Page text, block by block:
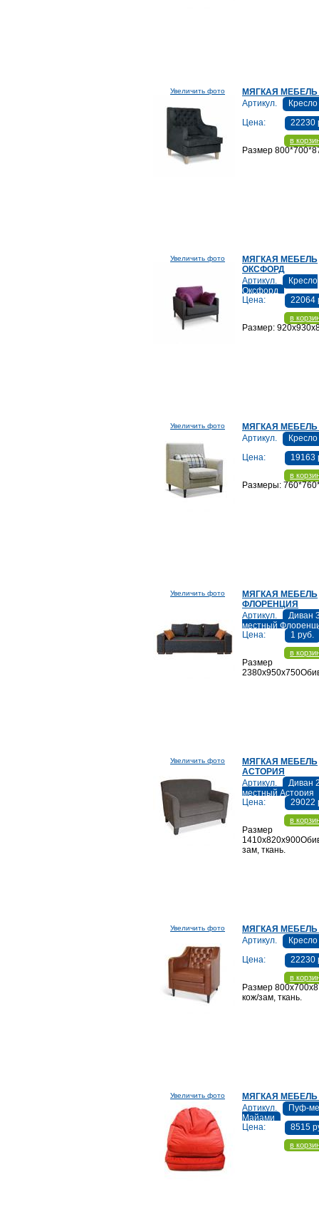
Увеличить фото
МЯГКАЯ
Артикул.
Цена:
22230
в
Размер
Увеличить фото
МЯГКАЯ МЕБЕЛЬ
ОКСФОРД
Артикул.
Кресло
Оксфорд
Цена:
22064
в
Размер:
Увеличить фото
МЯГКАЯ
Артикул.
Цена:
19163
в
Размеры:
Увеличить фото
МЯГКАЯ МЕБЕЛЬ
ФЛОРЕНЦИЯ
Артикул.
Диван
местный
Цена:
1 руб.
в
Размер
Увеличить фото
МЯГКАЯ МЕБЕЛЬ
АСТОРИЯ
Артикул.
Диван
местный Астория
Цена:
29022
в
Размер
зам, ткань.
Увеличить фото
МЯГКАЯ
Артикул.
Цена:
22230
в
Размер
кож/зам, ткань.
Увеличить фото
МЯГКАЯ
Артикул.
Пуф-
Майами
Цена:
8515
в